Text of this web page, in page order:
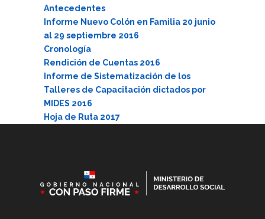
Antecedentes
Informe Nuevo Colón en Familia 20 junio
al 29 septiembre 2016
Cronología
Rendición de Cuentas 2016
Informe de Sistematización de los
Talleres de Capacitación dictados por
MIDES 2016
Hoja de Ruta 2017